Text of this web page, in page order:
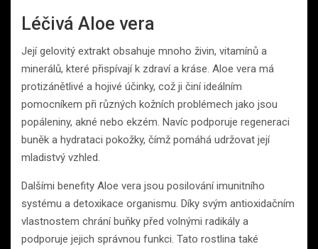
Léčivá Aloe vera
Její gelovitý extrakt obsahuje mnoho živin, vitamínů a
minerálů, které přispívají k zdraví a kráse. Aloe vera má
protizánětlivé a hojivé účinky, což ji činí ideálním
pomocníkem při různých kožních problémech jako jsou
popáleniny, akné nebo ekzém. Navíc podporuje regeneraci
buněk a hydrataci pokožky, čímž pomáhá udržovat její
mladistvý vzhled.
Dalšími benefity Aloe vera jsou posilování imunitního
systému a detoxikace organismu. Díky svým antioxidačním
vlastnostem chrání buňky před volnými radikály a
podporuje jejich správnou funkci. Tato rostlina také